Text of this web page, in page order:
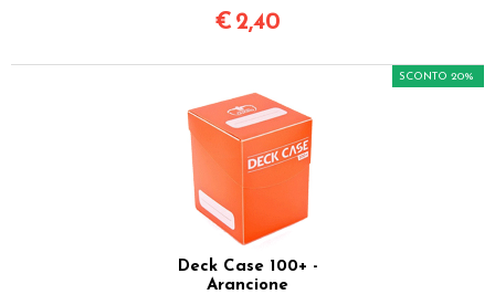
€ 2,40
Deck Case 100+ -
Arancione
SCONTO 20%